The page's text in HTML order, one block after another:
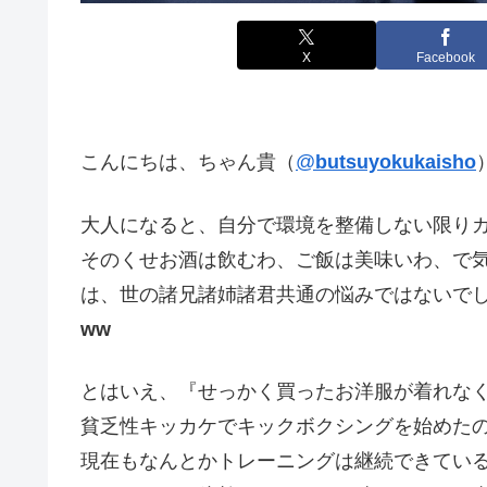
X Facebook
こんにちは、ちゃん貴（ @ butsuyokukaisho
大人になると、自分で環境を整備しない限り
そのくせお酒は飲むわ、ご飯は美味いわ、で
は、世の諸兄諸姉諸君共通の悩みではないで
ww
とはいえ、『せっかく買ったお洋服が着れな
貧乏性キッカケでキックボクシングを始めた
現在もなんとかトレーニングは継続できてい